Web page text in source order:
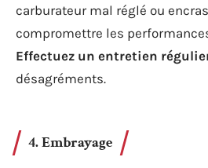
carburateur mal réglé ou
compromettre les
Effectuez un entretien
désagréments.
4. Embrayage